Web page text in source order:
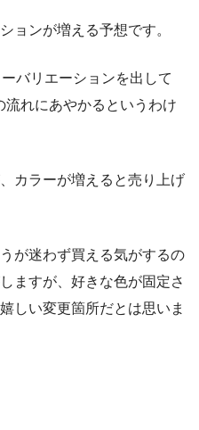
ョンが増える予想です。
バリエーションを出して
れにあやかるというわけ
カラーが増えると売り上げ
が迷わず買える気がするの
ますが、好きな色が固定さ
しい変更箇所だとは思いま